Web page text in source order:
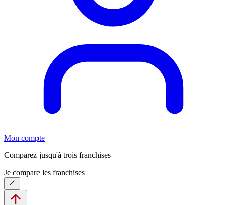
Mon compte
Comparez jusqu'à trois franchises
Je compare les franchises